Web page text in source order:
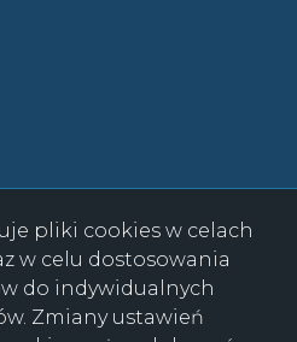
pliki cookies w celach
w celu dostosowania
do indywidualnych
Zmiany ustawień